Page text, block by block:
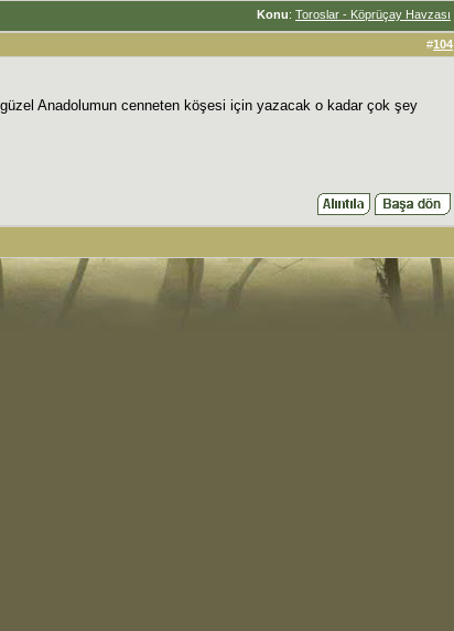
Konu: Toroslar - Köprüçay Havzası
#104
Anadolumun cenneten köşesi için yazacak o kadar çok şey